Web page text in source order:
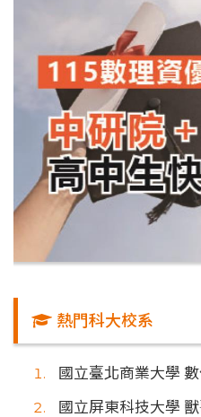
熱門科大校系
國立臺北商業大學
國立屏東科技大學